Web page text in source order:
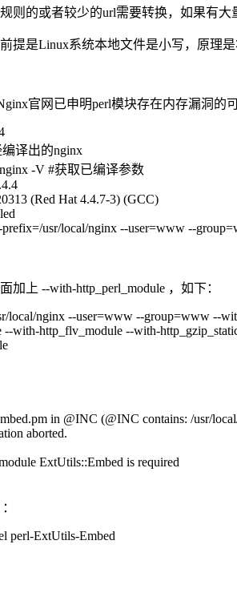
则的或者较少的url需要转换，如果有
提是Linux系统本地文件是小写，原理
官网已申明perl模块存在内存漏洞
编译出的nginx
-V #获取已编译参数
(Red Hat 4.4.7-3) (GCC)
prefix=/usr/local/nginx --user=www --
加上 --with-http_perl_module ，如下：
local/nginx --user=www --group=www --
--with-http_flv_module --with-
in @INC (@INC contains: /usr/
aborted.
ExtUtils::Embed is required
perl-ExtUtils-Embed